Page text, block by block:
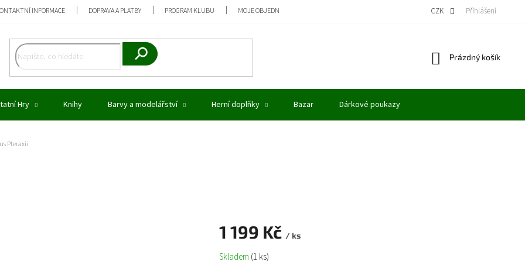
INFORMACE DOPRAVA A PLATBY PROGRAM KLUBU MOJE OBJEDNÁVKA VÝKUP MODELŮ
CZK Přihlášení
Nákupní
Prázdný košík
Hry Knihy Barvy a modelářství Herní doplňky Bazar Dárkové poukazy
Pteraxii
1 199 Kč / ks
Měrná
Skladem (1 ks)